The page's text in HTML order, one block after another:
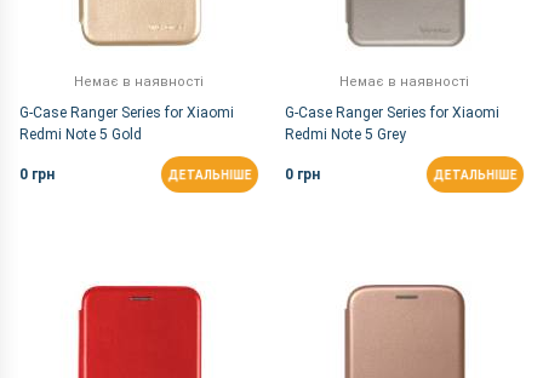
Немає в наявності
G-Case Ranger Series for Xiaomi
Redmi Note 5 Gold
0 грн ДЕТАЛЬНІШЕ
Немає в наявності
G-Case Ranger Series for Xiaomi
Redmi Note 5 Grey
0 грн ДЕТАЛЬНІШЕ